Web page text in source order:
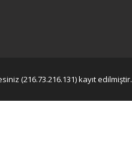
(216.73.216.131) kayıt edilmiştir.